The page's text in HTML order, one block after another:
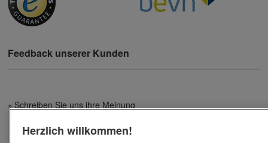
Feedback unserer Kunden
Schreiben Sie uns ihre Meinung
Herzlich willkommen!